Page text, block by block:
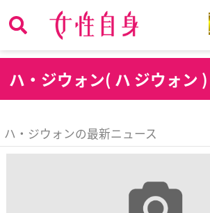
ハ ・ジウォン( ハ ジウォン )
ハ・ジウォンの最新ニュース